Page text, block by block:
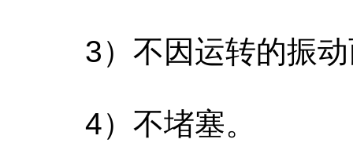
3）不因运转的振动
4）不堵塞。